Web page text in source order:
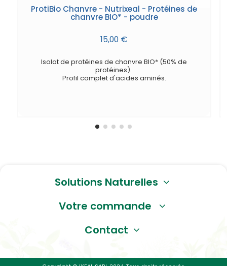
ProtiBio Chanvre - Nutrixeal - Protéines de
chanvre BIO* - poudre
15,00 €
Isolat de protéines de chanvre BIO* (50% de
protéines).
Profil complet d'acides aminés.
Solutions Naturelles
Votre commande
Contact